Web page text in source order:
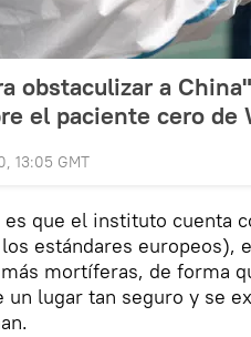
obstaculizar a
el paciente cero de
13:05 GMT
es que el instituto cuenta
estándares europeos),
mortíferas, de forma
un lugar tan seguro y se